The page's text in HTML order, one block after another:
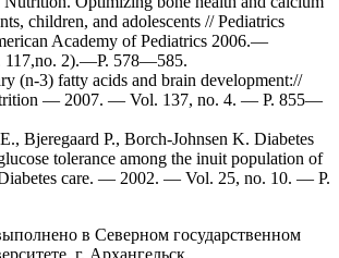
children, and adolescents // Pediatrics
Academy of Pediatrics 2006.—
117,no. 2).—P. 578—585.
(n-3) fatty acids and brain development://
— 2007. — Vol. 137, no. 4. — P. 855—
Bjeregaard P., Borch-Johnsen K. Diabetes
tolerance among the inuit population of
care. — 2002. — Vol. 25, no. 10. — P.
в Северном государственном
г. Архангельск.